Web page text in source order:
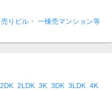
売りビル・ 一棟売マンション等
2DK 2LDK 3K 3DK 3LDK 4K